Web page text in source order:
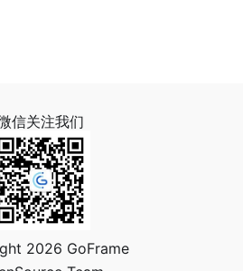
信关注我们
2026 GoFrame